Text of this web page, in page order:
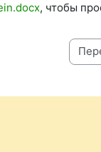
, чтобы